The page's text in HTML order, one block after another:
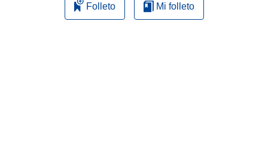
Folleto Mi folleto